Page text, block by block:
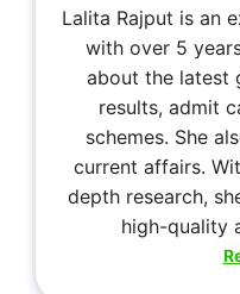
Lalita Rajput is an
with over 5
about the latest
results, admit
schemes. She
current affairs.
depth research,
high-quality